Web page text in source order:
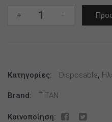
+
TITAN
ποσότητα
-
Κατηγορίες: Disposable,
Brand: TITAN
Κοινοποίηση: